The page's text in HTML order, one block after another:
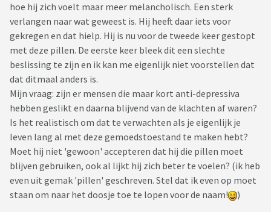
hoe hij zich voelt maar meer melancholisch. Een sterk
verlangen naar wat geweest is. Hij heeft daar iets voor
gekregen en dat hielp. Hij is nu voor de tweede keer gestopt
met deze pillen. De eerste keer bleek dit een slechte
beslissing te zijn en ik kan me eigenlijk niet voorstellen dat
dat ditmaal anders is.
Mijn vraag: zijn er mensen die maar kort anti-depressiva
hebben geslikt en daarna blijvend van de klachten af waren?
Is het realistisch om dat te verwachten als je eigenlijk je
leven lang al met deze gemoedstoestand te maken hebt?
Moet hij niet 'gewoon' accepteren dat hij die pillen moet
blijven gebruiken, ook al lijkt hij zich beter te voelen? (ik heb
even uit gemak 'pillen' geschreven. Stel dat ik even op moet
staan om naar het doosje toe te lopen voor de naam!
)